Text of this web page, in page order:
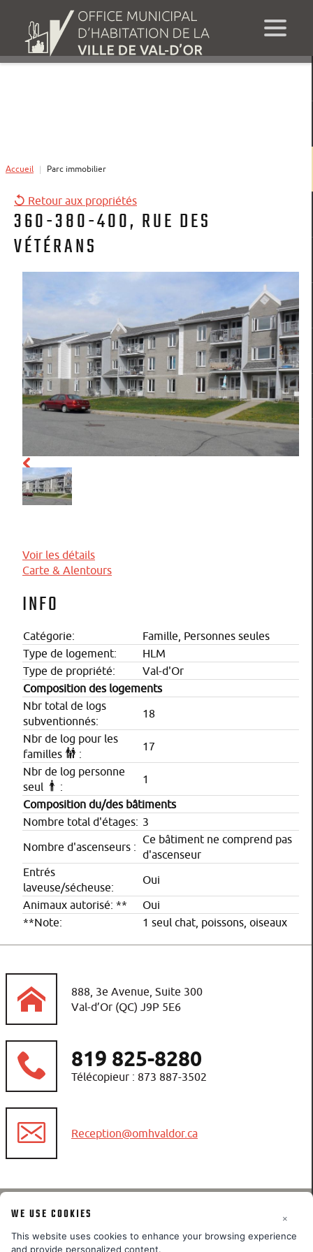
×
WE USE COOKIES
This website uses cookies to enhance your browsing experience
and provide personalized content.
Accueil Parc immobilier
Retour aux propriétés
360-380-400, RUE DES
VÉTÉRANS
Voir les détails
Carte & Alentours
INFO
Catégorie:
Famille, Personnes seules
Type de logement:
HLM
Type de propriété:
Val-d'Or
Composition des logements
Nbr total de logs
subventionnés:
18
Nbr de log pour les
familles
:
17
Nbr de log personne
seul
:
1
Composition du/des bâtiments
Nombre total d'étages: 3
Nombre d'ascenseurs :
Ce bâtiment ne comprend pas
d'ascenseur
Entrés
laveuse/sécheuse:
Oui
Animaux autorisé: **
Oui
**Note:
1 seul chat, poissons, oiseaux
888, 3e Avenue, Suite 300
Val-d’Or (QC) J9P 5E6
819 825-8280
Télécopieur : 873 887-3502